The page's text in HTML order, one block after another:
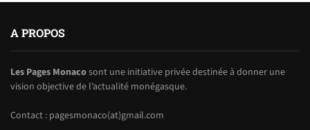
A PROPOS
Les Pages Monacosont une initiative privée destinée à donner une
vision objective de l’actualité monégasque.
Contact : pagesmonaco(at)gmail.com